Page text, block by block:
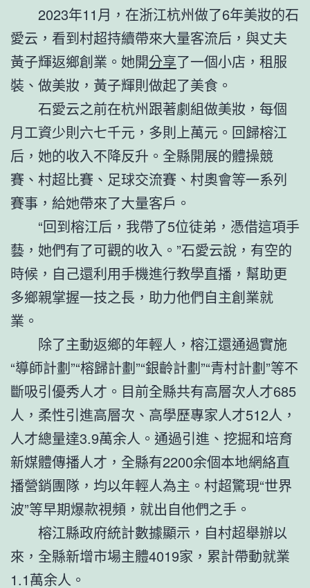
2023年11月，在浙江杭州做了6年美妝的石
愛云，看到村超持續帶來大量客流后，與丈夫
黃子輝返鄉創業。她開分享了一個小店，租服
裝、做美妝，黃子輝則做起了美食。
石愛云之前在杭州跟著劇組做美妝，每個
月工資少則六七千元，多則上萬元。回歸榕江
后，她的收入不降反升。全縣開展的體操競
賽、村超比賽、足球交流賽、村奧會等一系列
賽事，給她帶來了大量客戶。
“回到榕江后，我帶了5位徒弟，憑借這項手
藝，她們有了可觀的收入。”石愛云說，有空的
時候，自己還利用手機進行教學直播，幫助更
多鄉親掌握一技之長，助力他們自主創業就
業。
除了主動返鄉的年輕人，榕江還通過實施
“導師計劃”“榕歸計劃”“銀齡計劃”“青村計劃”等不
斷吸引優秀人才。目前全縣共有高層次人才685
人，柔性引進高層次、高學歷專家人才512人，
人才總量達3.9萬余人。通過引進、挖掘和培育
新媒體傳播人才，全縣有2200余個本地網絡直
播營銷團隊，均以年輕人為主。村超驚現“世界
波”等早期爆款視頻，就出自他們之手。
榕江縣政府統計數據顯示，自村超舉辦以
來，全縣新增市場主體4019家，累計帶動就業
1.1萬余人。